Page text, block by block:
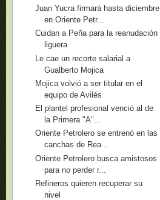
Juan Yucra firmará hasta diciembre
en Oriente Petr...
Cuidan a Peña para la reanudación
liguera
Le cae un recorte salarial a
Gualberto Mojica
Mojica volvió a ser titular en el
equipo de Avilés
El plantel profesional venció al de
la Primera "A"...
Oriente Petrolero se entrenó en las
canchas de Rea...
Oriente Petrolero busca amistosos
para no perder r...
Refineros quieren recuperar su
nivel